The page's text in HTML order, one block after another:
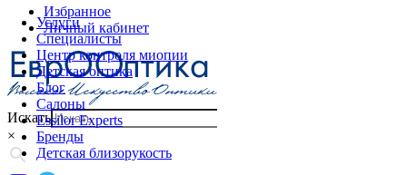
Избранное
Личный кабинет
Искать
×
Услуги
Специалисты
Центр контроля миопии
Детская оптика
Блог
Салоны
Essilor Experts
Бренды
Детская близорукость